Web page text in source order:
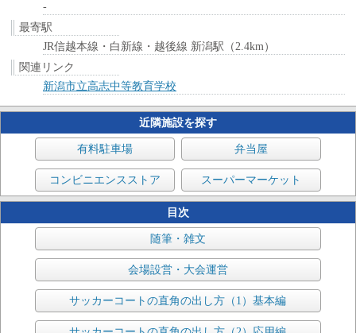
-
最寄駅
JR信越本線・白新線・越後線 新潟駅（2.4km）
関連リンク
新潟市立高志中等教育学校
近隣施設を探す
有料駐車場 弁当屋
コンビニエンスストア スーパーマーケット
目次
随筆・雑文
会場設営・大会運営
サッカーコートの直角の出し方（1）基本編